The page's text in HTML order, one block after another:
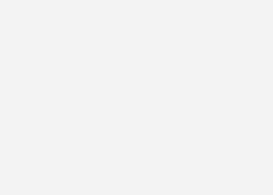
pro Quartal als Summe aller Standorte